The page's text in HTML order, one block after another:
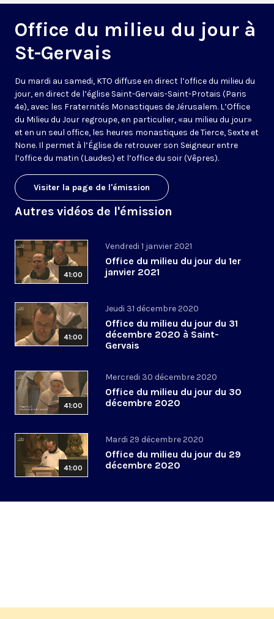
Office du milieu du jour à
St-Gervais
Du mardi au samedi, KTO diffuse en direct l’office du milieu du
jour, en direct de l’église Saint-Gervais-Saint-Protais (Paris
4e), avec les Fraternités Monastiques de Jérusalem. L’Office
du Milieu du Jour regroupe, en particulier, «au milieu du jour»
et en un seul office, les heures monastiques de Tierce, Sexte et
None. Il permet à l’Église de retrouver son Seigneur entre
l’office du matin (Laudes) et l’office du soir (Vêpres).
Visiter la page de l'émission
Autres vidéos de l'émission
41:00
Vendredi 1 janvier 2021
Office du milieu du jour du 1er
janvier 2021
41:00
Jeudi 31 décembre 2020
Office du milieu du jour du 31
décembre 2020 à Saint-
Gervais
41:00
Mercredi 30 décembre 2020
Office du milieu du jour du 30
décembre 2020
41:00
Mardi 29 décembre 2020
Office du milieu du jour du 29
décembre 2020